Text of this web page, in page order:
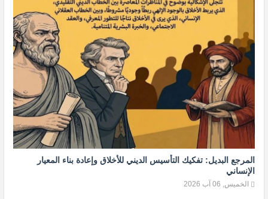
المرجع البديل: تفكيك التأسيس الديني للأخلاق وإعادة بناء المعيار
الإنساني
الخميس, 06 آب 2026